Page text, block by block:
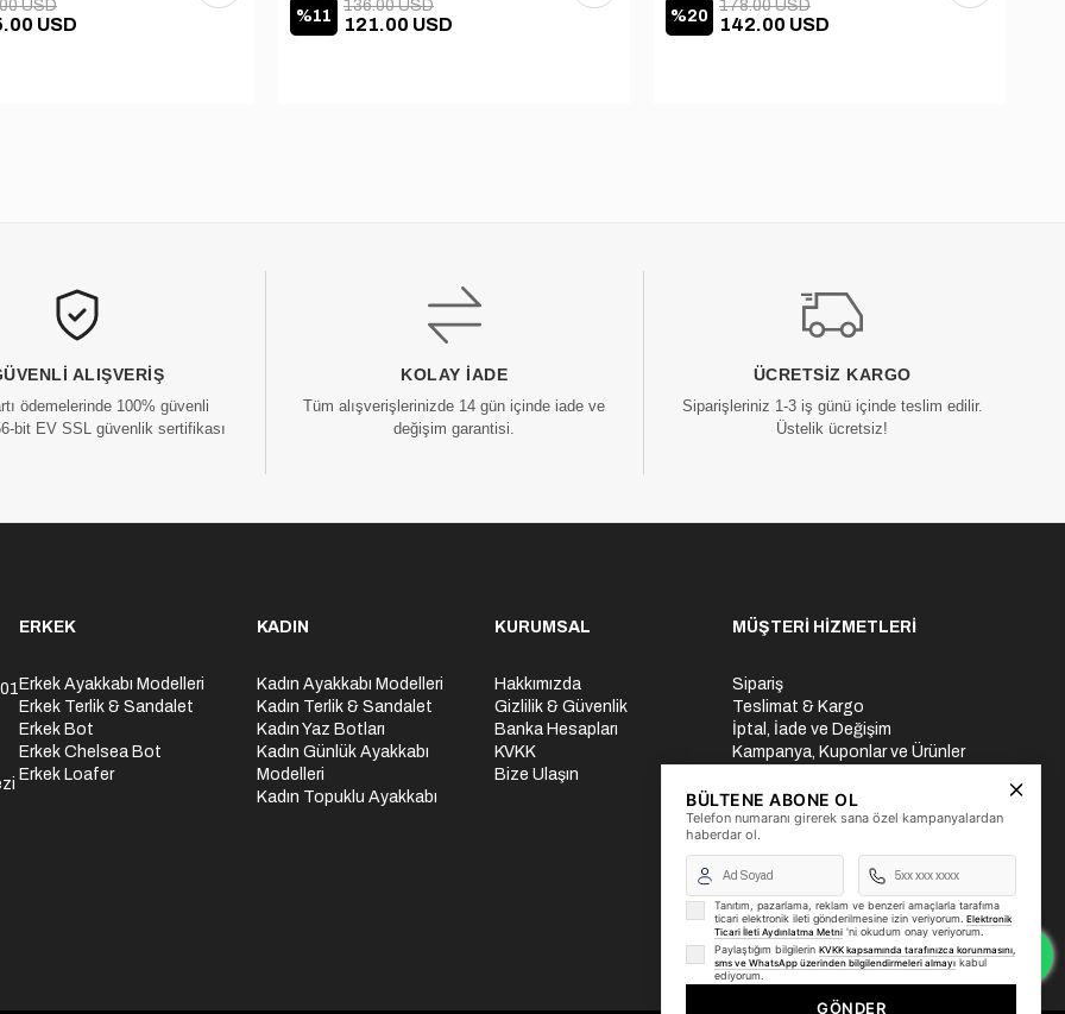
USD
USD
%11 121.00 USD
136.00 USD
%20 142.00 USD
178.00 USD
ALIŞVERIŞ
ödemelerinde 100% güvenli
bit EV SSL güvenlik sertifikası
KOLAY İADE
Tüm alışverişlerinizde 14 gün içinde iade ve
değişim garantisi.
ÜCRETSIZ KARGO
Siparişleriniz 1-3 iş günü içinde teslim edilir.
Üstelik ücretsiz!
ERKEK
Erkek Ayakkabı Modelleri
Erkek Terlik & Sandalet
Erkek Bot
Erkek Chelsea Bot
Erkek Loafer
KADIN
Kadın Ayakkabı Modelleri
Kadın Terlik & Sandalet
Kadın Yaz Botları
Kadın Günlük Ayakkabı
Modelleri
Kadın Topuklu Ayakkabı
KURUMSAL
Hakkımızda
Gizlilik & Güvenlik
Banka Hesapları
KVKK
Bize Ulaşın
MÜŞTERİ HİZMETLERİ
Sipariş
Teslimat & Kargo
İptal, İade ve Değişim
Kampanya, Kuponlar ve Ürünler
Üyelik İşlemleri
Yurtdışı Gönderi
BÜLTENE ABONE OL
Telefon numaranı girerek sana özel kampanyalardan
haberdar ol.
Tanıtım, pazarlama, reklam ve benzeri amaçlarla tarafıma
ticari elektronik ileti gönderilmesine izin veriyorum. Elektronik
Ticari İleti Aydınlatma Metni 'ni okudum onay veriyorum.
Paylaştığım bilgilerin KVKK kapsamında tarafınızca korunmasını,
sms ve WhatsApp üzerinden bilgilendirmeleri almayı kabul
ediyorum.
GÖNDER